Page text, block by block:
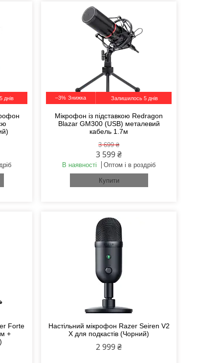
днів –3% Залишилось 5 днів
Мікрофон із підставкою Redragon
Blazar GM300 (USB) металевий
кабель 1.7м
3 699 ₴
3 599 ₴
В наявності Оптом і в роздріб
Купити
Forte
+
Настільний мікрофон Razer Seiren V2
X для подкастів (Чорний)
2 999 ₴